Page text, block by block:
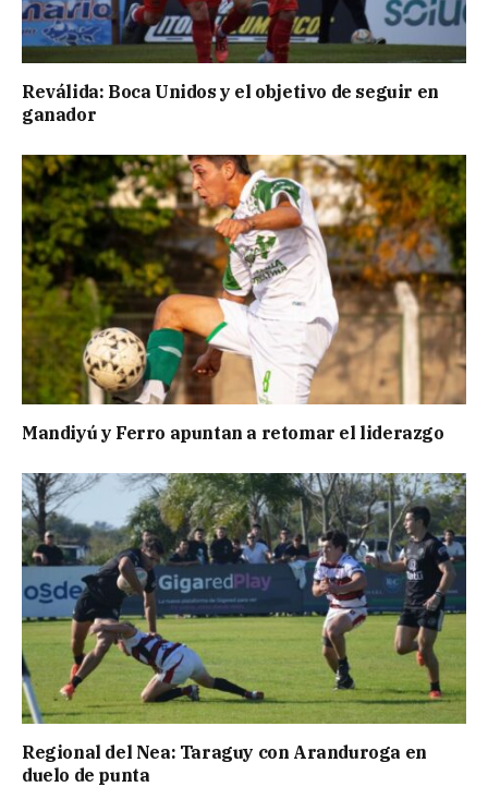
Reválida: Boca Unidos y el objetivo de seguir en
ganador
Mandiyú y Ferro apuntan a retomar el liderazgo
Regional del Nea: Taraguy con Aranduroga en
duelo de punta